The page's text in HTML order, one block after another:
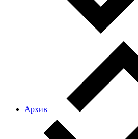
Архив